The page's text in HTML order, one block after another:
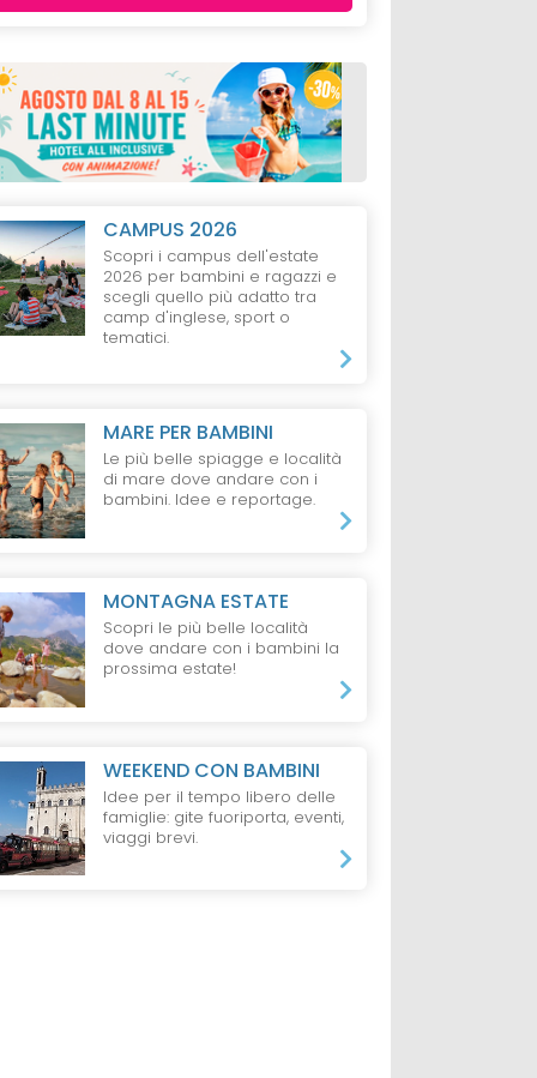
CTC
CAMPUS 2026
Scopri i campus dell'estate
2026 per bambini e ragazzi e
scegli quello più adatto tra
camp d'inglese, sport o
tematici.
MARE PER BAMBINI
Le più belle spiagge e località
di mare dove andare con i
bambini. Idee e reportage.
MONTAGNA ESTATE
Scopri le più belle località
dove andare con i bambini la
prossima estate!
WEEKEND CON BAMBINI
Idee per il tempo libero delle
famiglie: gite fuoriporta, eventi,
viaggi brevi.